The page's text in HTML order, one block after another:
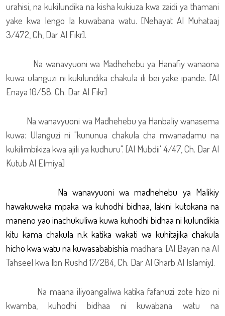
urahisi, na kukilundika na kisha kukiuza kwa zaidi ya thamani
yake kwa lengo la kuwabana watu. [Nehayat Al Muhataaj
3/472, Ch, Dar Al Fikr].
Na wanavyuoni wa Madhehebu ya Hanafiy wanaona
kuwa ulanguzi ni kukilundika chakula ili bei yake ipande. [Al
Enaya 10/58. Ch. Dar Al Fikr]
Na wanavyuoni wa Madhehebu ya Hanbaliy wanasema
kuwa: Ulanguzi ni "kununua chakula cha mwanadamu na
kukilimbikiza kwa ajili ya kudhuru". [Al Mubdii' 4/47, Ch. Dar Al
Kutub Al Elmiya]
Na wanavyuoni wa madhehebu ya Malikiy
hawakuweka mpaka wa kuhodhi bidhaa, lakini kutokana na
maneno yao inachukuliwa kuwa kuhodhi bidhaa ni kulundikia
kitu kama chakula n.k katika wakati wa kuhitajika chakula
hicho kwa watu na kuwasababishia madhara. [Al Bayan na Al
Tahseel kwa Ibn Rushd 17/284, Ch. Dar Al Gharb Al Islamiy].
Na maana iliyoangaliwa katika fafanuzi zote hizo ni
kwamba, kuhodhi bidhaa ni kuwabana watu na